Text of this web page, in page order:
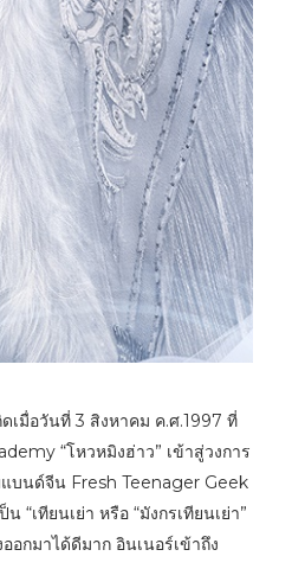
เมื่อวันที่ 3 สิงหาคม ค.ศ.1997 ที่
“โหวหมิงฮ่าว” เข้าสู่วงการ
แบนด์จีน Fresh Teenager Geek
“เทียนเย่า หรือ “มังกรเทียนเย่า”
อกมาได้ดีมาก อินเนอร์เข้าถึง